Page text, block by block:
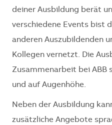
deiner Ausbildung berät
verschiedene Events bist
anderen Auszubildenden
Kollegen vernetzt. Die
Zusammenarbeit bei ABB
und auf Augenhöhe.
Neben der Ausbildung
zusätzliche Angebote